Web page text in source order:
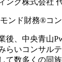
ンド財務®コ
後、中央青山
らいコンサル
て数多くの同